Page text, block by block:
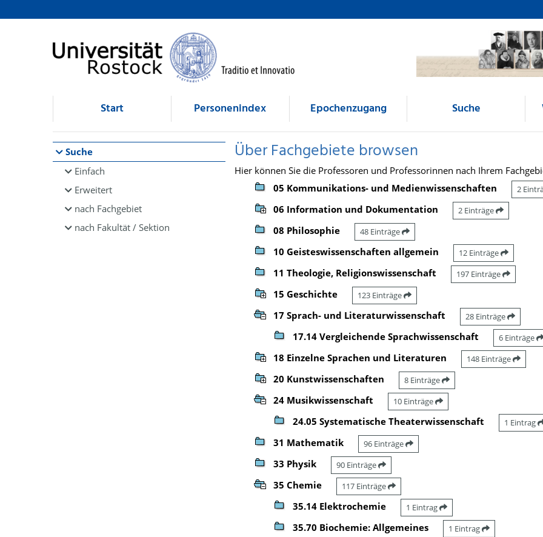
Browsen
direkt zum Inhalt
Start Personenindex Epochenzugang Suche
Suche
Einfach
Erweitert
nach Fachgebiet
nach Fakultät / Sektion
Über Fachgebiete browsen
Hier können Sie die Professoren und Professorinnen nach Ihrem
05 Kommunikations- und Medienwissenschaften
2
06 Information und Dokumentation 2 Einträge
08 Philosophie 48 Einträge
10 Geisteswissenschaften allgemein 12 Einträge
11 Theologie, Religionswissenschaft 197 Einträge
15 Geschichte 123 Einträge
17 Sprach- und Literaturwissenschaft 28 Einträge
17.14 Vergleichende Sprachwissenschaft 6 Einträge
18 Einzelne Sprachen und Literaturen 148 Einträge
20 Kunstwissenschaften 8 Einträge
24 Musikwissenschaft 10 Einträge
24.05 Systematische Theaterwissenschaft 1 Eintrag
31 Mathematik 96 Einträge
33 Physik 90 Einträge
35 Chemie 117 Einträge
35.14 Elektrochemie 1 Eintrag
35.70 Biochemie: Allgemeines 1 Eintrag